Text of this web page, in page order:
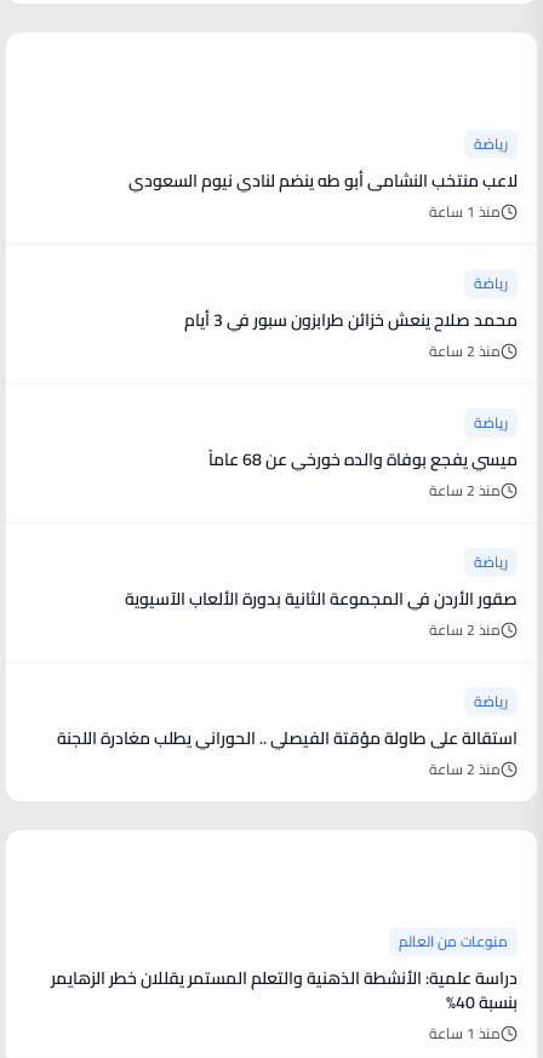
رياضة
لاعب منتخب النشامى أبو طه ينضم لنادي نيوم السعودي
منذ 1 ساعة
رياضة
محمد صلاح ينعش خزائن طرابزون سبور في 3 أيام
منذ 2 ساعة
رياضة
ميسي يفجع بوفاة والده خورخي عن 68 عاماً
منذ 2 ساعة
رياضة
صقور الأردن في المجموعة الثانية بدورة الألعاب الآسيوية
منذ 2 ساعة
رياضة
استقالة على طاولة مؤقتة الفيصلي .. الحوراني يطلب مغادرة اللجنة
منذ 2 ساعة
منوعات من العالم
دراسة علمية: الأنشطة الذهنية والتعلم المستمر يقللان خطر الزهايمر
بنسبة 40%
منذ 1 ساعة